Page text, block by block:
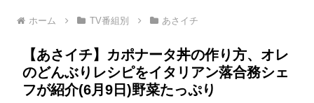
ホーム TV番組別 あさイチ
【あさイチ】カポナータ丼の作り方、オレ
のどんぶりレシピをイタリアン落合務シェ
フが紹介(6月9日)野菜たっぷり